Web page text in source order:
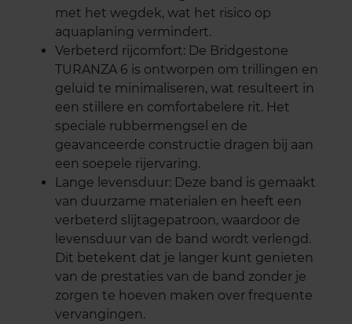
met het wegdek, wat het risico op
aquaplaning vermindert.
Verbeterd rijcomfort: De Bridgestone
TURANZA 6 is ontworpen om trillingen en
geluid te minimaliseren, wat resulteert in
een stillere en comfortabelere rit. Het
speciale rubbermengsel en de
geavanceerde constructie dragen bij aan
een soepele rijervaring.
Lange levensduur: Deze band is gemaakt
van duurzame materialen en heeft een
verbeterd slijtagepatroon, waardoor de
levensduur van de band wordt verlengd.
Dit betekent dat je langer kunt genieten
van de prestaties van de band zonder je
zorgen te hoeven maken over frequente
vervangingen.